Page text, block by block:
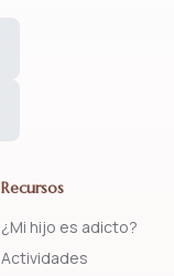
Recursos
¿Mi hijo es adicto?
Actividades